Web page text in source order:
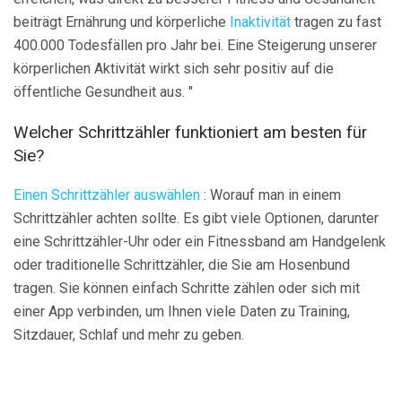
beiträgt Ernährung und körperliche Inaktivität tragen zu fast
400.000 Todesfällen pro Jahr bei. Eine Steigerung unserer
körperlichen Aktivität wirkt sich sehr positiv auf die
öffentliche Gesundheit aus. "
Welcher Schrittzähler funktioniert am besten für
Sie?
Einen Schrittzähler auswählen : Worauf man in einem
Schrittzähler achten sollte. Es gibt viele Optionen, darunter
eine Schrittzähler-Uhr oder ein Fitnessband am Handgelenk
oder traditionelle Schrittzähler, die Sie am Hosenbund
tragen. Sie können einfach Schritte zählen oder sich mit
einer App verbinden, um Ihnen viele Daten zu Training,
Sitzdauer, Schlaf und mehr zu geben.